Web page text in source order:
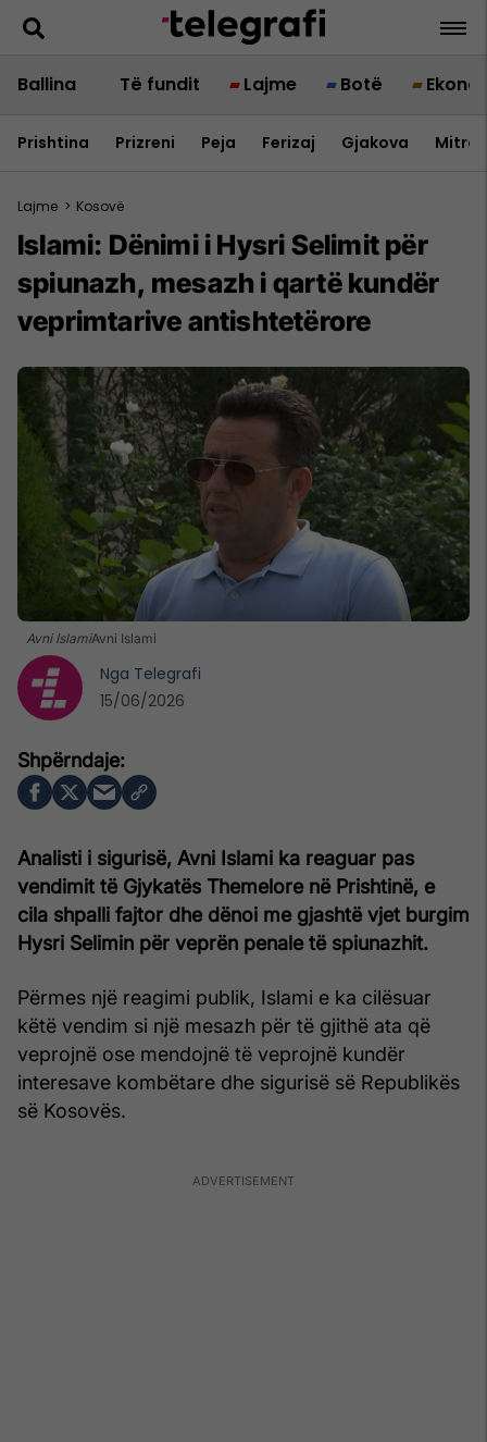
Ballina Të fundit Lajme Botë
Prishtina Prizreni Peja Ferizaj Gjakova
Lajme > Kosovë
Islami: Dënimi i Hysri Selimit për
spiunazh, mesazh i qartë kundër
veprimtarive antishtetërore
Avni IslamiAvni Islami
Analisti i sigurisë, Avni Islami ka reaguar pas
vendimit të Gjykatës Themelore në Prishtinë, e
cila shpalli fajtor dhe dënoi me gjashtë vjet burgim
Hysri Selimin për veprën penale të spiunazhit.
Përmes një reagimi publik, Islami e ka cilësuar
këtë vendim si një mesazh për të gjithë ata që
veprojnë ose mendojnë të veprojnë kundër
interesave kombëtare dhe sigurisë së Republikës
së Kosovës.
Nga Telegrafi
15/06/2026